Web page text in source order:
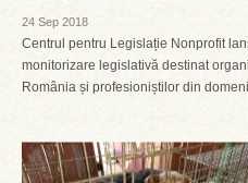
24 Sep 2018
Centrul pentru Legislație Nonprofit
monitorizare legislativă destinat
România și profesioniștilor din